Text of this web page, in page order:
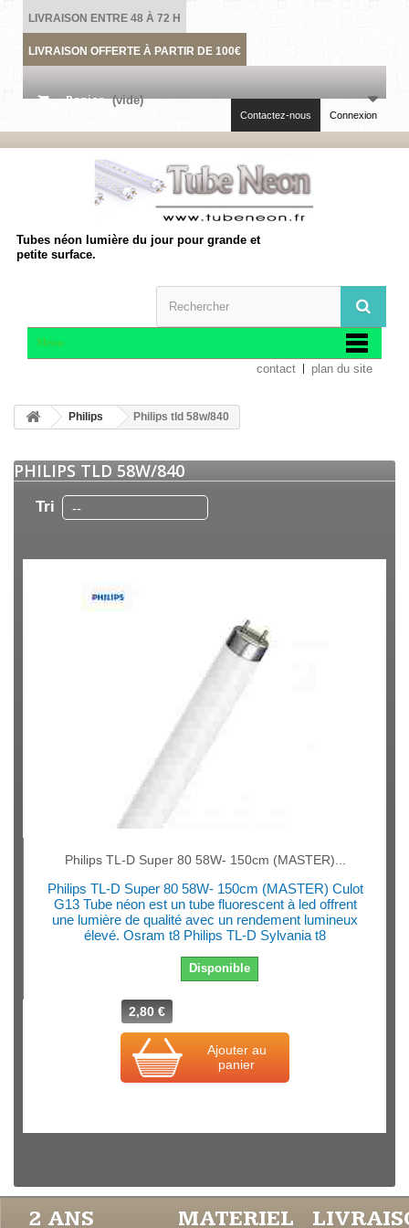
LIVRAISON ENTRE 48 À 72 H
LIVRAISON OFFERTE À PARTIR DE 100€
Panier (vide)
Connexion
Contactez-nous
Tubes néon lumière du jour pour grande et
petite surface.
Menu
contact plan du site
Philips Philips tld 58w/840
PHILIPS TLD 58W/840
Tri --
Philips TL-D Super 80 58W- 150cm (MASTER)...
Philips TL-D Super 80 58W- 150cm (MASTER) Culot
G13 Tube néon est un tube fluorescent à led offrent
une lumière de qualité avec un rendement lumineux
élevé. Osram t8 Philips TL-D Sylvania t8
Disponible
2,80 €
Ajouter au
panier
2 ANS MATERIEL